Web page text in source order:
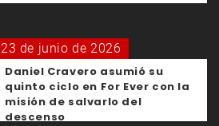
23 de junio de 2026
Daniel Cravero asumió su
quinto ciclo en For Ever con la
misión de salvarlo del
descenso